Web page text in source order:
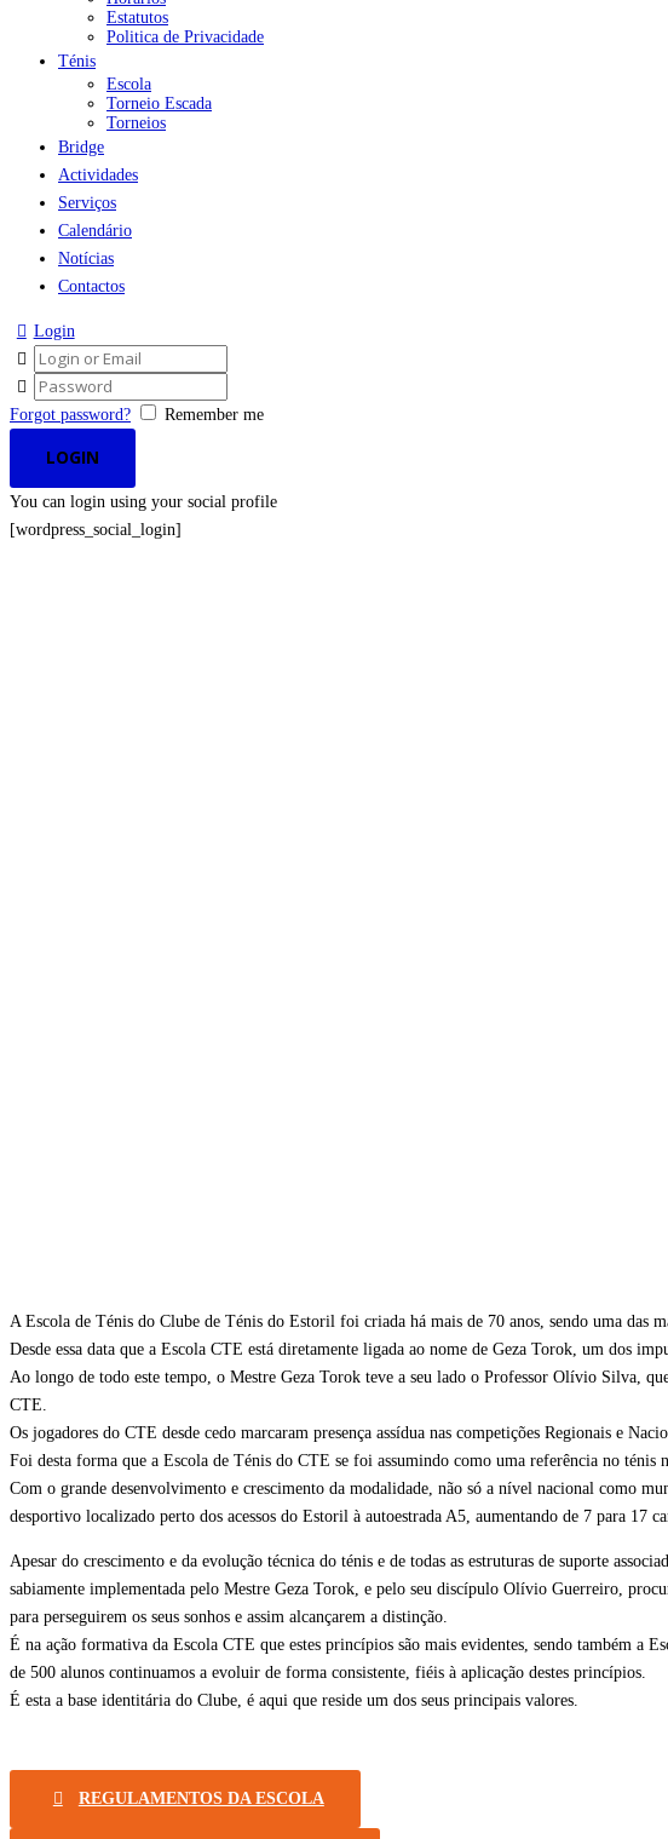
Estatutos
Politica de Privacidade
Ténis
Escola
Torneio Escada
Torneios
Bridge
Actividades
Serviços
Calendário
Notícias
Contactos
Login
Forgot password? Remember me
You can login using your social profile
[wordpress_social_login]
A Escola de Ténis do Clube de Ténis do Estoril foi criada há mais de 70 anos, sendo uma das
Desde essa data que a Escola CTE está diretamente ligada ao nome de Geza Torok, um dos
Ao longo de todo este tempo, o Mestre Geza Torok teve a seu lado o Professor Olívio Silva,
CTE.
Os jogadores do CTE desde cedo marcaram presença assídua nas competições Regionais e
Foi desta forma que a Escola de Ténis do CTE se foi assumindo como uma referência no ténis
Com o grande desenvolvimento e crescimento da modalidade, não só a nível nacional como
desportivo localizado perto dos acessos do Estoril à autoestrada A5, aumentando de 7 para 17
Apesar do crescimento e da evolução técnica do ténis e de todas as estruturas de suporte
sabiamente implementada pelo Mestre Geza Torok, e pelo seu discípulo Olívio Guerreiro,
para perseguirem os seus sonhos e assim alcançarem a distinção.
É na ação formativa da Escola CTE que estes princípios são mais evidentes, sendo também a
de 500 alunos continuamos a evoluir de forma consistente, fiéis à aplicação destes princípios.
É esta a base identitária do Clube, é aqui que reside um dos seus principais valores.
REGULAMENTOS DA ESCOLA